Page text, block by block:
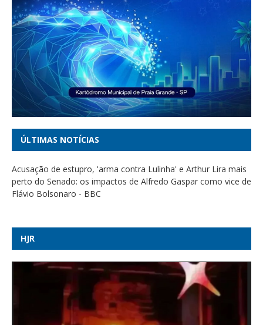
ÚLTIMAS NOTÍCIAS
Acusação de estupro, 'arma contra Lulinha' e Arthur Lira mais
perto do Senado: os impactos de Alfredo Gaspar como vice de
Flávio Bolsonaro - BBC
Toffoli, diz jurista - UOL Notícias
Saiba quais Estados serão afetados pelo “ciclone bomba” -
Ex-governador Mauro Mendes e deputado Fábio Garcia são
alvo de operação da PF que apura desvio de R$ 308 milhões
HJR